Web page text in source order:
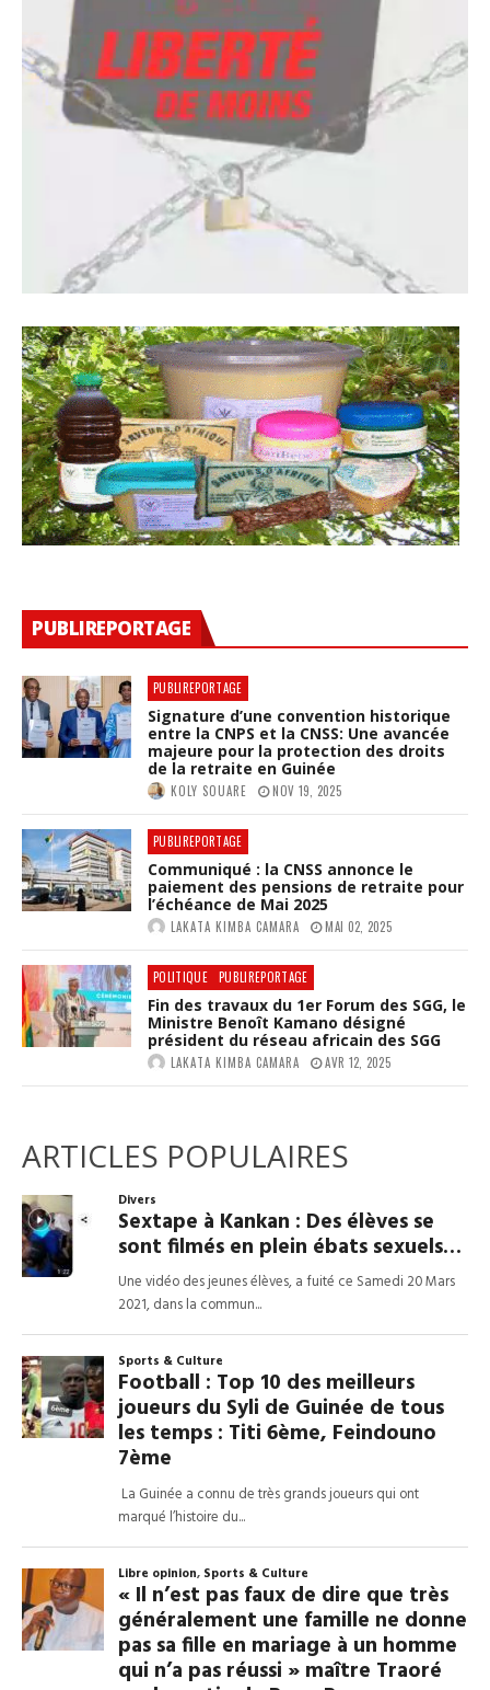
PUBLIREPORTAGE
PUBLIREPORTAGE
Signature d’une convention historique
entre la CNPS et la CNSS: Une avancée
majeure pour la protection des droits
de la retraite en Guinée
KOLY SOUARE NOV 19, 2025
PUBLIREPORTAGE
Communiqué : la CNSS annonce le
paiement des pensions de retraite pour
l’échéance de Mai 2025
LAKATA KIMBA CAMARA MAI 02, 2025
POLITIQUE PUBLIREPORTAGE
Fin des travaux du 1er Forum des SGG, le
Ministre Benoît Kamano désigné
président du réseau africain des SGG
LAKATA KIMBA CAMARA AVR 12, 2025
ARTICLES POPULAIRES